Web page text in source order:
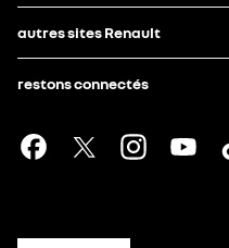
autres sites Renault
restons connectés